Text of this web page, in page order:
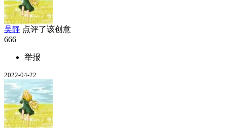
吴静 点评了该创意
666
举报
2022-04-22